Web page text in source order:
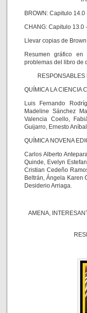
BROWN: Capitulo
CHANG: Capitulo 13.0
Llevar copias de
Resumen gráfico
problemas del libro de
QUÍMICA LA CIENCIA
Luis Fernando
Madeline Sánchez
Valencia Coello,
Guijarro, Ernesto
QUÍMICA NOVENA
Carlos Alberto
Quinde, Evelyn
Cristian Cedeño
Beltrán, Ángela Karen
Desiderio Arriaga.
AMENA,